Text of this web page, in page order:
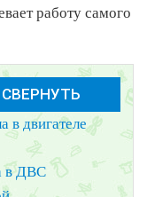
работу самого
в двигателе
в ДВС